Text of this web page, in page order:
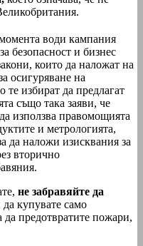
води кампания
безопасност и бизнес
които да наложат на
осигуряване на
те избират да предлагат
също така заяви, че
използва правомощията
и метрологията,
да наложи изисквания за
вторично
не забравяйте да
да купувате само
да предотвратите пожари,